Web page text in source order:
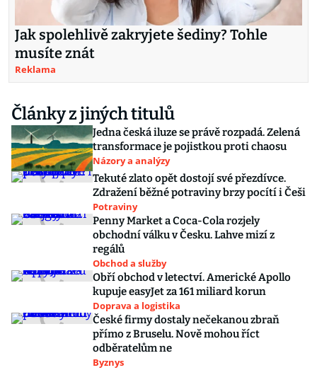
Jak spolehlivě zakryjete šediny? Tohle
musíte znát
Reklama
Články z jiných titulů
Jedna česká iluze se právě rozpadá. Zelená
transformace je pojistkou proti chaosu
Názory a analýzy
Tekuté zlato opět dostojí své přezdívce.
Zdražení běžné potraviny brzy pocítí i Češi
Potraviny
Penny Market a Coca-Cola rozjely
obchodní válku v Česku. Lahve mizí z
regálů
Obchod a služby
Obří obchod v letectví. Americké Apollo
kupuje easyJet za 161 miliard korun
Doprava a logistika
České firmy dostaly nečekanou zbraň
přímo z Bruselu. Nově mohou říct
odběratelům ne
Byznys